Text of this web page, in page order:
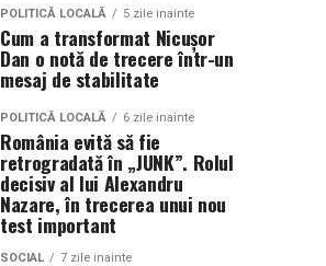
POLITICĂ LOCALĂ 5 zile inainte
Cum a transformat Nicușor
Dan o notă de trecere într-un
mesaj de stabilitate
POLITICĂ LOCALĂ 6 zile inainte
România evită să fie
retrogradată în „JUNK”. Rolul
decisiv al lui Alexandru
Nazare, în trecerea unui nou
test important
SOCIAL 7 zile inainte